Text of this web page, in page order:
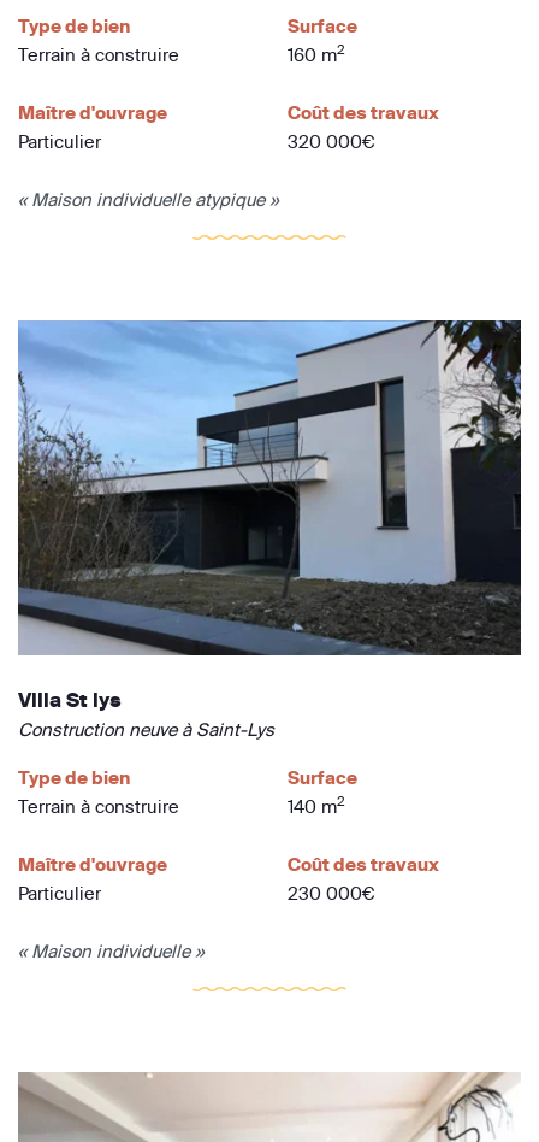
Type de bien
Terrain à construire
Surface
160 m2
Maître d'ouvrage
Particulier
Coût des travaux
320 000€
« Maison individuelle atypique »
Villa St lys
Construction neuve à Saint-Lys
Type de bien
Terrain à construire
Surface
140 m2
Maître d'ouvrage
Particulier
Coût des travaux
230 000€
« Maison individuelle »